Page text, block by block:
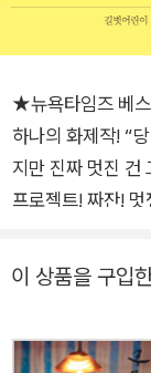
★뉴욕타임즈 베스
하나의 화제작! “당당한 몸짓, 멋진 걸음걸이에 선글라스까지! 하
지만 진짜 멋진 건
프로젝트! 짜잔! 멋쟁이 콩 삼총사가 나타나면 모두의 시선이 집
지 어디 하나 안 멋
요. 그런데 웬일
이 상품을 구입